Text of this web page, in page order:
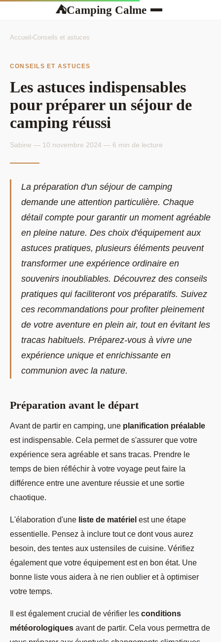
⛺Camping Calme
Accueil ›Conseils et astuces
CONSEILS ET ASTUCES
Les astuces indispensables
pour préparer un séjour de
camping réussi
Sabine — 10 novembre 2024 — 6 min de lecture
La préparation d'un séjour de camping
demande une attention particulière. Chaque
détail compte pour garantir un moment agréable
en pleine nature. Des choix d'équipement aux
astuces pratiques, plusieurs éléments peuvent
transformer une expérience ordinaire en
souvenirs inoubliables. Découvrez des conseils
pratiques qui faciliteront vos préparatifs. Suivez
ces recommandations pour profiter pleinement
de votre aventure en plein air, tout en évitant les
tracas habituels. Préparez-vous à vivre une
expérience unique et enrichissante en
communion avec la nature.
Préparation avant le départ
Avant de partir en camping, une planification préalable
est indispensable. Cela permet de s'assurer que votre
expérience sera agréable et sans tracas. Prendre le
temps de bien réfléchir à votre voyage peut faire la
différence entre une aventure réussie et une sortie
chaotique.
L'élaboration d'une liste de matériel est une étape
essentielle. Pensez à inclure tout ce dont vous aurez
besoin, des tentes aux ustensiles de cuisine. Vérifiez
également que votre équipement est en bon état. Une
bonne liste vous aidera à ne rien oublier et à optimiser
votre temps.
Il est également crucial de vérifier les conditions
météorologiques avant de partir. Cela vous permettra de